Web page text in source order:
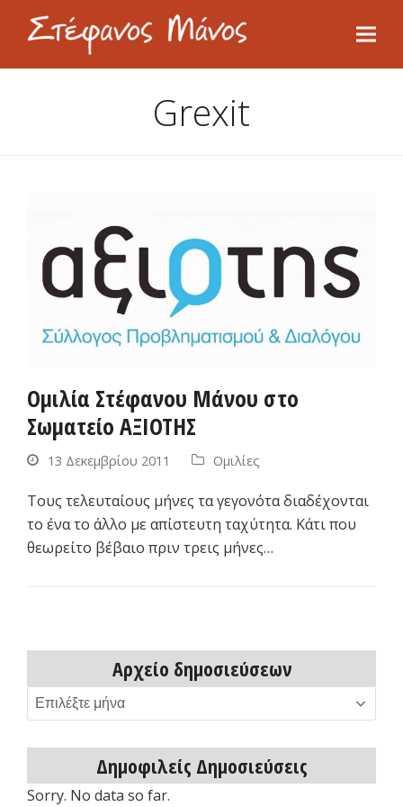
Grexit
Ομιλία Στέφανου Μάνου στο
Σωματείο ΑΞΙΟΤΗΣ
13 Δεκεμβρίου 2011 Ομιλίες
Τους τελευταίους μήνες τα γεγονότα διαδέχονται
το ένα το άλλο με απίστευτη ταχύτητα. Κάτι που
θεωρείτο βέβαιο πριν τρεις μήνες…
Αρχείο δημοσιεύσεων
Αρχείο
δημοσιεύσεων
Δημοφιλείς Δημοσιεύσεις
Sorry. No data so far.